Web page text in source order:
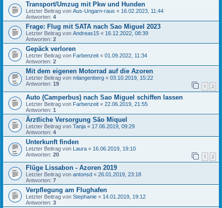
Transport/Umzug mit Pkw und Hunden
Letzter Beitrag von Aus-Ungarn-raus « 16.02.2023, 11:44
Antworten: 4
Frage: Flug mit SATA nach Sao Miguel 2023
Letzter Beitrag von Andreas15 « 16.12.2022, 08:39
Antworten: 2
Gepäck verloren
Letzter Beitrag von Farbenzeit « 01.09.2022, 11:34
Antworten: 2
Mit dem eigenen Motorrad auf die Azoren
Letzter Beitrag von mlangenberg « 03.10.2019, 15:22
Antworten: 19 1 2
Auto (Camperbus) nach Sao Miguel schiffen lassen
Letzter Beitrag von Farbenzeit « 22.06.2019, 21:55
Antworten: 1
Ärztliche Versorgung São Miquel
Letzter Beitrag von Tanja « 17.06.2019, 09:29
Antworten: 4
Unterkunft finden
Letzter Beitrag von Laura « 16.06.2019, 19:10
Antworten: 20 1 2
Flüge Lissabon - Azoren 2019
Letzter Beitrag von antonsd « 26.01.2019, 23:18
Antworten: 7
Verpflegung am Flughafen
Letzter Beitrag von Stephanie « 14.01.2019, 19:12
Antworten: 3